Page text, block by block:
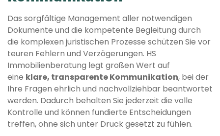
Das sorgfältige Management aller notwendigen
Dokumente und die kompetente Begleitung durch
die komplexen juristischen Prozesse schützen Sie vor
teuren Fehlern und Verzögerungen. HS
Immobilienberatung legt großen Wert auf
eine klare, transparente Kommunikation, bei der
Ihre Fragen ehrlich und nachvollziehbar beantwortet
werden. Dadurch behalten Sie jederzeit die volle
Kontrolle und können fundierte Entscheidungen
treffen, ohne sich unter Druck gesetzt zu fühlen.